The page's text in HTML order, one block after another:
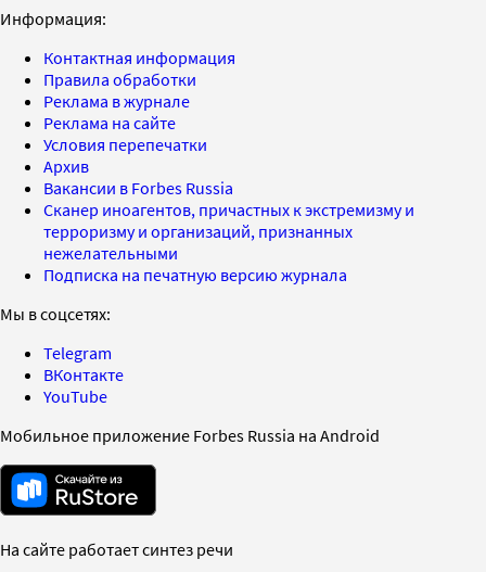
Информация:
Контактная информация
Правила обработки
Реклама в журнале
Реклама на сайте
Условия перепечатки
Архив
Вакансии в Forbes Russia
Сканер иноагентов, причастных к экстремизму и
терроризму и организаций, признанных
нежелательными
Подписка на печатную версию журнала
Мы в соцсетях:
Telegram
ВКонтакте
YouTube
Мобильное приложение Forbes Russia на Android
На сайте работает синтез речи